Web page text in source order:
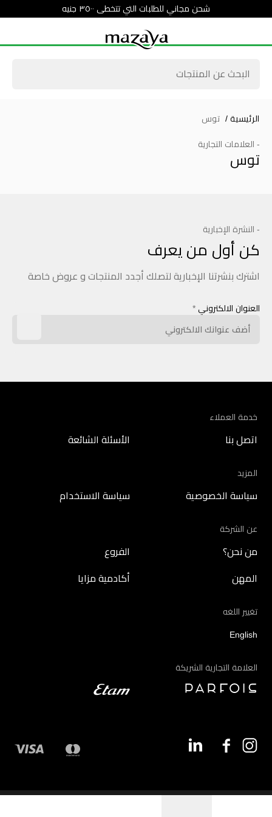
شحن مجاني للطلبات التي تتخطى ٣٥٠٠ جنيه
الرئيسية / توس
- العلامات التجارية
توس
- النشرة الإخبارية
كن أول من يعرف
اشترك بنشرتنا الإخبارية لتصلك أجدد المنتجات و عروض خاصة
العنوان الالكتروني *
خدمة العملاء
اتصل بنا الأسئلة الشائعة
المزيد
سياسة الخصوصية سياسة الاستخدام
عن الشركة
من نحن؟ الفروع
المهن أكادمية مزايا
تغيير اللغه
English
العلامة التجارية الشريكة